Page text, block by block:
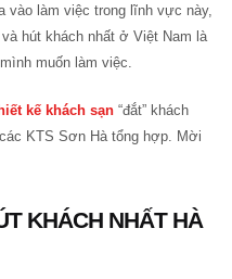
vào làm việc trong lĩnh vực này,
hút khách nhất ở Việt Nam là
muốn làm việc.
kế khách sạn “đắt” khách
KTS Sơn Hà tổng hợp. Mời
KHÁCH NHẤT HÀ